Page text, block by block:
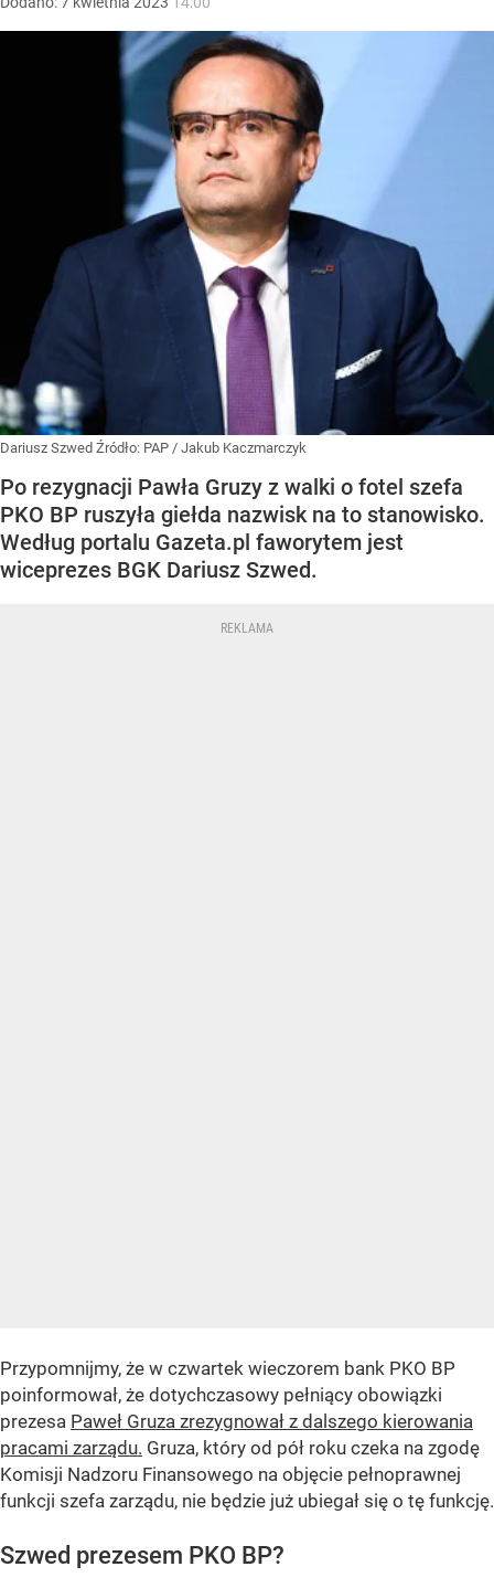
Dariusz Szwed Źródło: PAP / Jakub Kaczmarczyk
Po rezygnacji Pawła Gruzy z walki o fotel szefa
PKO BP ruszyła giełda nazwisk na to stanowisko.
Według portalu Gazeta.pl faworytem jest
wiceprezes BGK Dariusz Szwed.
Przypomnijmy, że w czwartek wieczorem bank PKO BP
poinformował, że dotychczasowy pełniący obowiązki
prezesa Paweł Gruza zrezygnował z dalszego kierowania
pracami zarządu. Gruza, który od pół roku czeka na zgodę
Komisji Nadzoru Finansowego na objęcie pełnoprawnej
funkcji szefa zarządu, nie będzie już ubiegał się o tę funkcję.
Szwed prezesem PKO BP?